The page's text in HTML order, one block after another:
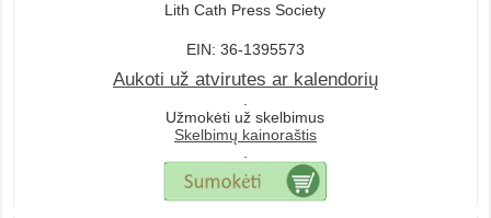
Lith Cath Press Society
EIN: 36-1395573
Aukoti už atvirutes ar kalendorių
.
Užmokėti už skelbimus
Skelbimų kainoraštis
.